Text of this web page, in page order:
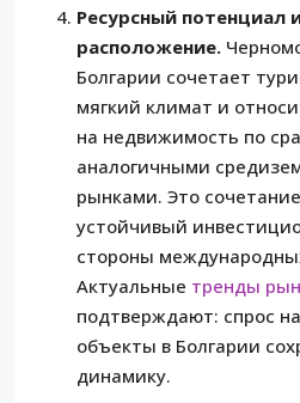
Ресурсный потенциал
расположение.
Болгарии сочетает
мягкий климат и
на недвижимость по
аналогичными
рынками. Это
устойчивый
стороны
Актуальные тренды
подтверждают: спрос
объекты в Болгарии
динамику.